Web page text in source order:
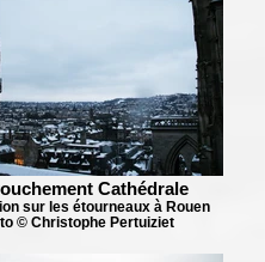
Cathédrale
sur les étourneaux à Rouen
© Christophe Pertuiziet